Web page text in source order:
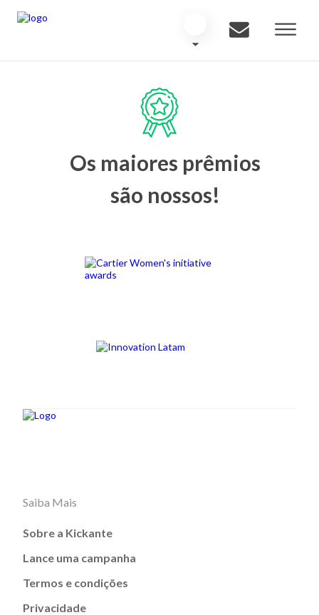
Os maiores prêmios
são nossos!
Saiba Mais
Sobre a Kickante
Lance uma campanha
Termos e condições
Privacidade